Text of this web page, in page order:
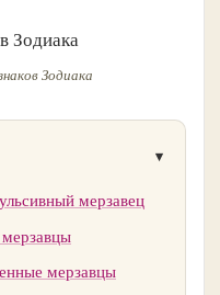
Зодиака
мерзавец
мерзавцы